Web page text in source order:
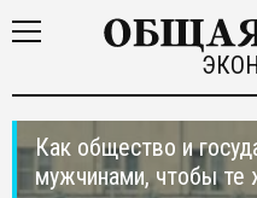
Как общество и
мужчинами, чтобы те